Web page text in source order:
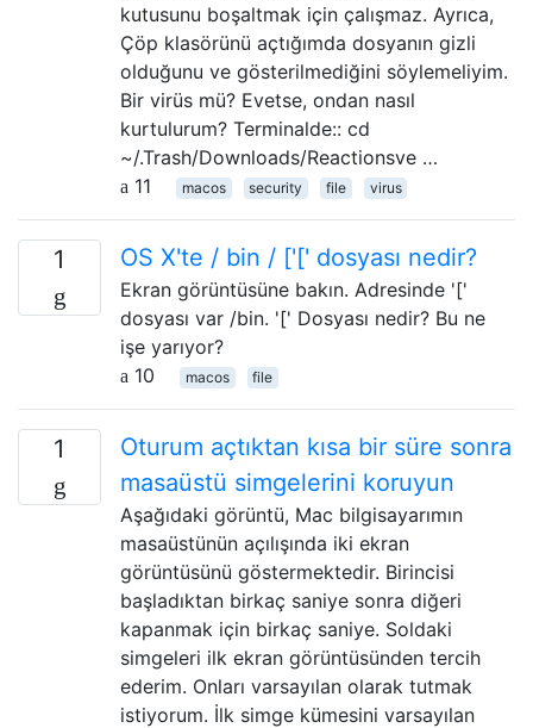
kutusunu boşaltmak için çalışmaz. Ayrıca,
Çöp klasörünü açtığımda dosyanın gizli
olduğunu ve gösterilmediğini söylemeliyim.
Bir virüs mü? Evetse, ondan nasıl
kurtulurum? Terminalde:: cd
~/.Trash/Downloads/Reactionsve …
11
macos security file virus
1 OS X'te / bin / ['[' dosyası nedir?
Ekran görüntüsüne bakın. Adresinde '['
dosyası var /bin. '[' Dosyası nedir? Bu ne
işe yarıyor?
10
macos file
1
Oturum açtıktan kısa bir süre sonra
masaüstü simgelerini koruyun
Aşağıdaki görüntü, Mac bilgisayarımın
masaüstünün açılışında iki ekran
görüntüsünü göstermektedir. Birincisi
başladıktan birkaç saniye sonra diğeri
kapanmak için birkaç saniye. Soldaki
simgeleri ilk ekran görüntüsünden tercih
ederim. Onları varsayılan olarak tutmak
istiyorum. İlk simge kümesini varsayılan